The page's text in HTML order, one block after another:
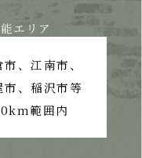
エリア
、江南市、
、稲沢市等
範囲内